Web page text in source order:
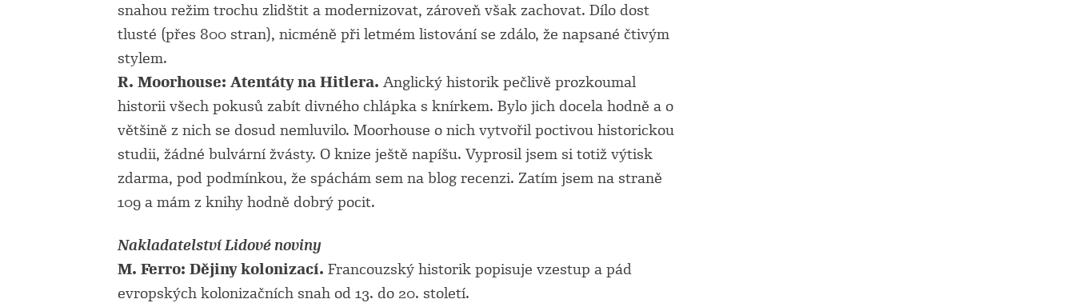
snahou režim trochu zlidštit a modernizovat, zároveň však zachovat. Dílo dost
tlusté (přes 800 stran), nicméně při letmém listování se zdálo, že napsané čtivým
stylem.
R. Moorhouse: Atentáty na Hitlera. Anglický historik pečlivě prozkoumal
historii všech pokusů zabít divného chlápka s knírkem. Bylo jich docela hodně a o
většině z nich se dosud nemluvilo. Moorhouse o nich vytvořil poctivou historickou
studii, žádné bulvární žvásty. O knize ještě napíšu. Vyprosil jsem si totiž výtisk
zdarma, pod podmínkou, že spáchám sem na blog recenzi. Zatím jsem na straně
109 a mám z knihy hodně dobrý pocit.
Nakladatelství Lidové noviny
M. Ferro: Dějiny kolonizací. Francouzský historik popisuje vzestup a pád
evropských kolonizačních snah od 13. do 20. století.